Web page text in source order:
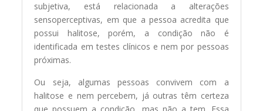
subjetiva, está relacionada a alterações
sensoperceptivas, em que a pessoa acredita que
possui halitose, porém, a condição não é
identificada em testes clínicos e nem por pessoas
próximas.
Ou seja, algumas pessoas convivem com a
halitose e nem percebem, já outras têm certeza